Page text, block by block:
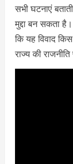
सभी घटनाएं
मुद्दा बन सकता
कि यह विवाद
राज्य की